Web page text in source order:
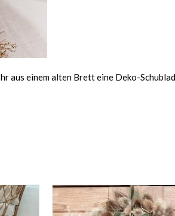
aus einem alten Brett eine Deko-